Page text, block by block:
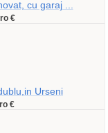
cu garaj ...
€
Urseni
€